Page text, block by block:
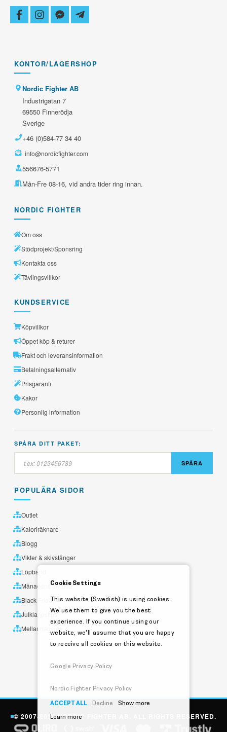
facebookinstagram
facebook-
messenger
telegram-
plane
KONTOR/LAGERSHOP
Nordic Fighter AB
Industrigatan 7
69550 Finnerödja
Sverige
+46 (0)584-77 34 40
info@nordicfighter.com
556676-5771
Mån-Fre 08-16, vid andra tider ring innan.
NORDIC FIGHTER
Om oss
Stödprojekt/Sponsring
Kontakta oss
Tävlingsvillkor
KUNDSERVICE
Köpvillkor
Öppet köp & returer
Frakt och leveransinformation
Betalningsalternativ
Prisgaranti
Kakor
Personlig information
SPÅRA DITT PAKET:
SPÅRA
POPULÄRA SIDOR
Outlet
Kaloriräknare
Blogg
Vikter & skivstänger
Löpband
Månadens utvalda
Black Friday
Julklappstips
Mellandagsrea
© 2007-2026 NORDIC FIGHTER AB. ALL RIGHTS RESERVED.
Cookie Settings
This website (Swedish) is using cookies.
We use them to give you the best
experience. If you continue using our
website, we'll assume that you are happy
to receive all cookies on this website.
Google Privacy Policy
Nordic Fighter Privacy Policy
ACCEPT ALL
Decline
Show more
Learn more